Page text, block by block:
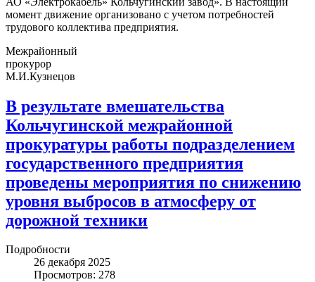
момент движение организовано с учетом потребностей
трудового коллектива предприятия.
Межрайонный
прокурор
М.И.Кузнецов
В результате вмешательства
Кольчугинской межрайонной
прокуратуры работы подразделением
государственного предприятия
проведены мероприятия по снижению
уровня выбросов в атмосферу от
дорожной техники
Подробности
26 декабря 2025
Просмотров: 278